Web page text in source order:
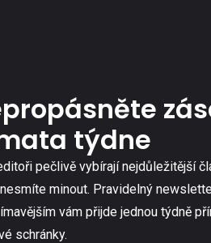
týdne
pečlivě vybírají nejdůležitější
minout. Pravidelný
vám přijde jednou týdně
schránky.